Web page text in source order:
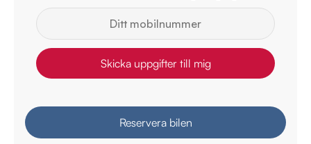
Skicka uppgifter till mig
Reservera bilen